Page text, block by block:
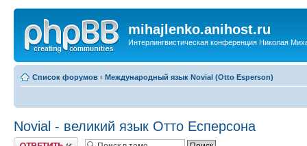
mihajlenko.anihost.ru
Интерлингвистическая конференция Николая
Список форумов ‹ Международный язык Novial (Otto Esperson)
Novial - великий язык Отто Есперсона
Ответить